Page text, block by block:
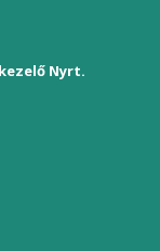
Nyrt.